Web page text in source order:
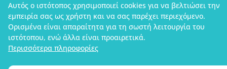
Αυτός ο ιστότοπος χρησιμοποιεί cookies για να βελτιώσει την
εμπειρία σας ως χρήστη και να σας παρέχει περιεχόμενο.
Ορισμένα είναι απαραίτητα για τη σωστή λειτουργία του
ιστότοπου, ενώ άλλα είναι προαιρετικά.
Περισσότερα πληροφορίες